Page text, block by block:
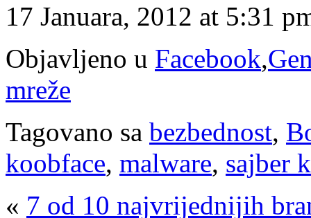
17 Januara, 2012 at 5:31
Objavljeno u Facebook,
mreže
Tagovano sa bezbednost,
koobface, malware, sajber
« 7 od 10 najvrijednijih